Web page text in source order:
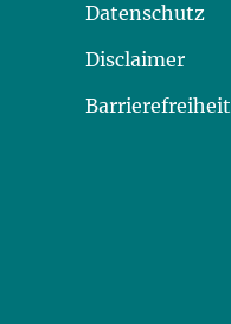
Datenschutz
Disclaimer
Barrierefreiheit